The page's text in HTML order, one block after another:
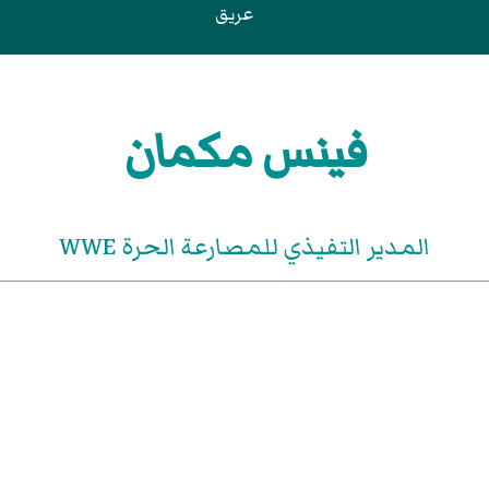
عريق
فينس مكمان
المدير التفيذي للمصارعة الحرة WWE